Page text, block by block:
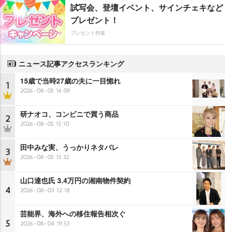
試写会、登壇イベント、サインチェキなど
プレゼント！
プレゼント特集
ニュース記事アクセスランキング
1 15歳で当時27歳の夫に一目惚れ
2026-08-05 16:09
2 研ナオコ、コンビニで買う商品
2026-08-05 15:10
3 田中みな実、うっかりネタバレ
2026-08-05 15:32
4
山口達也氏 3.4万円の湘南物件契約
2026-08-03 12:18
5
芸能界、海外への移住報告相次ぐ
2026-08-04 19:53